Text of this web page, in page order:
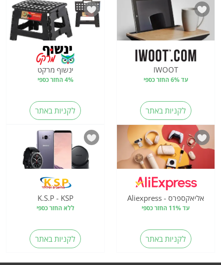
IWOOT
עד 6% החזר כספי
לקניות באתר
ינשוף מרקט
4% החזר כספי
לקניות באתר
אליאקספרס - Aliexpress
עד 11% החזר כספי
לקניות באתר
K.S.P - KSP
ללא החזר כספי
לקניות באתר